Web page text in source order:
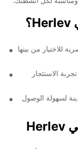
للاختيار من بينها
الاستئجار
لسهولة الوصول